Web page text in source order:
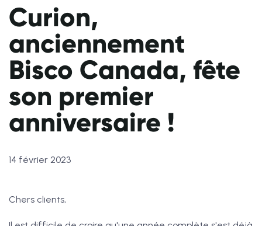
Curion,
anciennement
Bisco Canada, fête
son premier
anniversaire !
14 février 2023
Chers clients,